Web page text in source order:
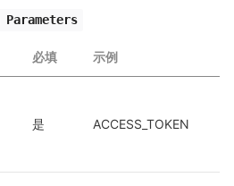
必填 示例
是 ACCESS_TOKEN